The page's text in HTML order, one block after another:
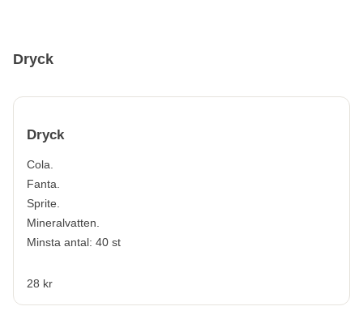
Dryck
Dryck
Cola.
Fanta.
Sprite.
Mineralvatten.
Minsta antal: 40 st
28 kr